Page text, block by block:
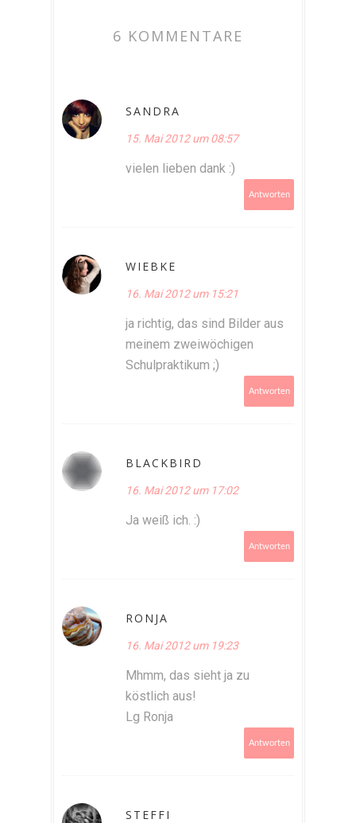
6 KOMMENTARE
SANDRA
15. Mai 2012 um 08:57
vielen lieben dank :)
Antworten
WIEBKE
16. Mai 2012 um 15:21
ja richtig, das sind Bilder aus
meinem zweiwöchigen
Schulpraktikum ;)
Antworten
BLACKBIRD
16. Mai 2012 um 17:02
Ja weiß ich. :)
Antworten
RONJA
16. Mai 2012 um 19:23
Mhmm, das sieht ja zu
köstlich aus!
Lg Ronja
Antworten
STEFFI